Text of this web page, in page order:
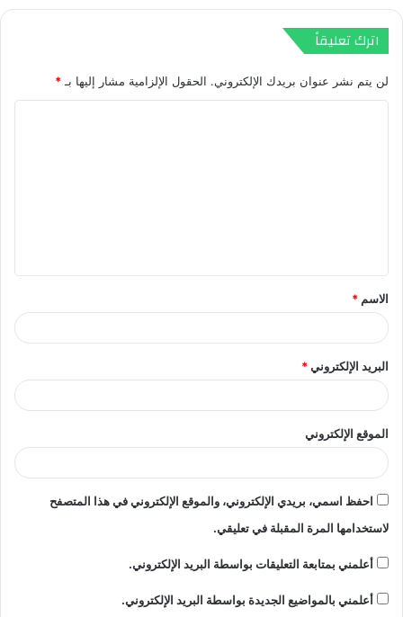
اترك تعليقاً
لن يتم نشر عنوان بريدك الإلكتروني. الحقول الإلزامية مشار إليها بـ*
ق
*
الاسم *
البريد الإلكتروني*
الموقع الإلكتروني
احفظ اسمي، بريدي الإلكتروني، والموقع الإلكتروني في هذا المتصفح
لاستخدامها المرة المقبلة في تعليقي.
أعلمني بمتابعة التعليقات بواسطة البريد الإلكتروني.
أعلمني بالمواضيع الجديدة بواسطة البريد الإلكتروني.